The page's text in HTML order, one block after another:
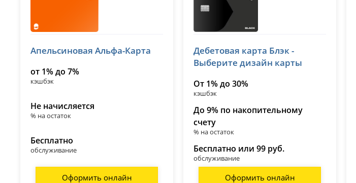
лицензия № 1326
Апельсиновая Альфа-Карта
от 1% до 7%
кэшбэк
Не начисляется
% на остаток
Бесплатно
обслуживание
Оформить онлайн
лицензия № 2673
Дебетовая карта Блэк -
Выберите дизайн карты
От 1% до 30%
кэшбэк
До 9% по накопительному
счету
% на остаток
Бесплатно или 99 руб.
обслуживание
Оформить онлайн